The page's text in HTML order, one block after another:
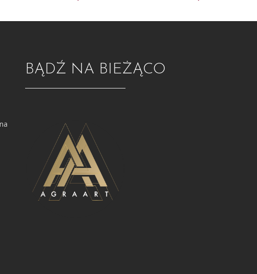
BĄDŹ NA BIEŻĄCO